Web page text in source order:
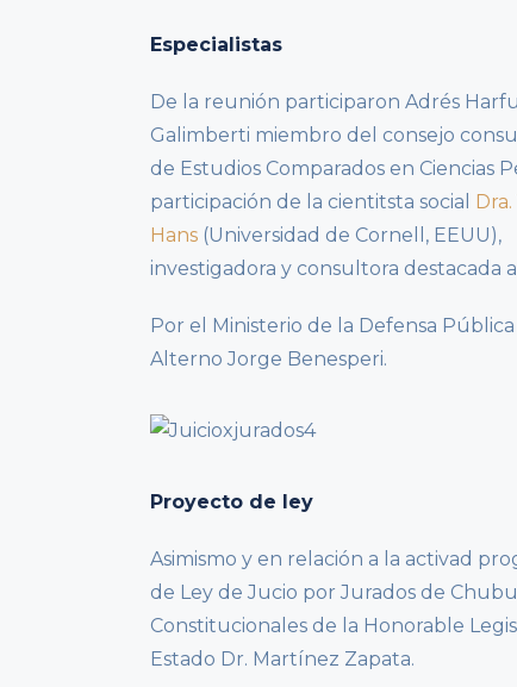
Especialistas
De la reunión participaron Adrés
Galimberti miembro del consejo
de Estudios Comparados en Ciencias
participación de la cientitsta social
Hans (Universidad de Cornell, EEUU),
investigadora y consultora destacada
Por el Ministerio de la Defensa
Alterno Jorge Benesperi.
Proyecto de ley
Asimismo y en relación a la activad
de Ley de Jucio por Jurados de
Constitucionales de la Honorable
Estado Dr. Martínez Zapata.